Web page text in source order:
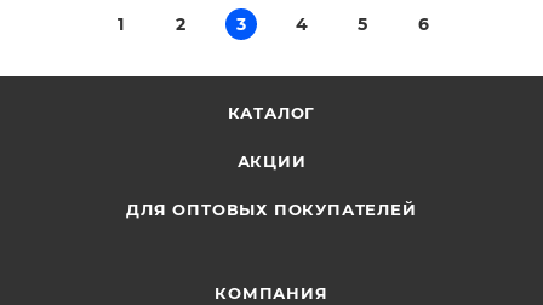
1 2 3 4 5 6
КАТАЛОГ
АКЦИИ
ДЛЯ ОПТОВЫХ ПОКУПАТЕЛЕЙ
КОМПАНИЯ